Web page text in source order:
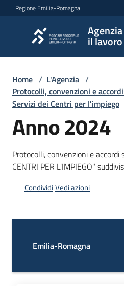
Vai al contenuto
Vai alla navigazione
Vai al footer
Regione Emilia-Romagna
il lavoro
Agenzia
regionale
per il
lavoro
L'Agenzia
Novità
l'impiego
Home / L'Agenzia /
Protocolli, convenzioni e
Servizi dei Centri per l'impiego
Anno 2024
Protocolli, convenzioni e accordi
CENTRI PER L'IMPIEGO"
CondividiVedi azioni
Emilia-Romagna